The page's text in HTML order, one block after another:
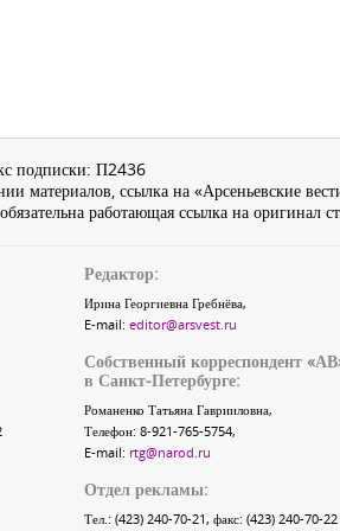
подписки: П2436
материалов, ссылка на «Арсеньевские
работающая ссылка на оригинал
Редактор:
Ирина Георгиевна Гребнёва,
E-mail: editor@arsvest.ru
Собственный корреспондент
в Санкт-Петербурге:
Романенко Татьяна Гаврииловна,
Телефон: 8-921-765-5754,
E-mail: rtg@narod.ru
Отдел рекламы:
Тел.: (423) 240-70-21, факс: (423) 240-70-22